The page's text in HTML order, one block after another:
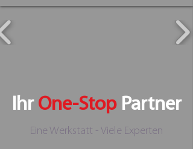
Ihr One-StopPartner
Eine Werkstatt - Viele Experten